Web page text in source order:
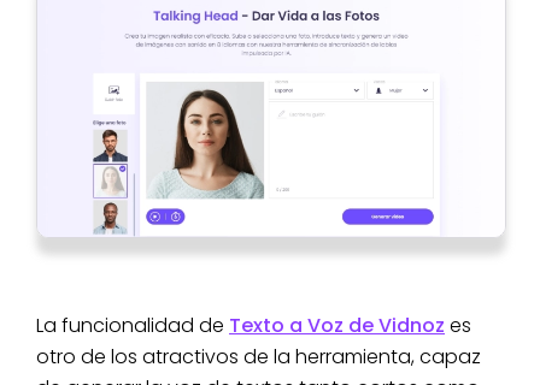
La funcionalidad de Texto a Voz de Vidnoz es
otro de los atractivos de la herramienta, capaz